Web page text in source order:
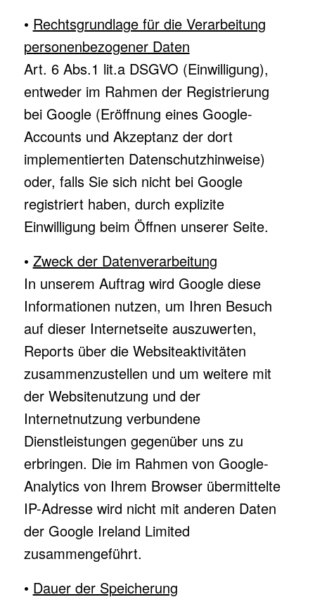
• Rechtsgrundlage für die Verarbeitung
personenbezogener Daten
Art. 6 Abs.1 lit.a DSGVO (Einwilligung),
entweder im Rahmen der Registrierung
bei Google (Eröffnung eines Google-
Accounts und Akzeptanz der dort
implementierten Datenschutzhinweise)
oder, falls Sie sich nicht bei Google
registriert haben, durch explizite
Einwilligung beim Öffnen unserer Seite.
• Zweck der Datenverarbeitung
In unserem Auftrag wird Google diese
Informationen nutzen, um Ihren Besuch
auf dieser Internetseite auszuwerten,
Reports über die Websiteaktivitäten
zusammenzustellen und um weitere mit
der Websitenutzung und der
Internetnutzung verbundene
Dienstleistungen gegenüber uns zu
erbringen. Die im Rahmen von Google-
Analytics von Ihrem Browser übermittelte
IP-Adresse wird nicht mit anderen Daten
der Google Ireland Limited
zusammengeführt.
• Dauer der Speicherung